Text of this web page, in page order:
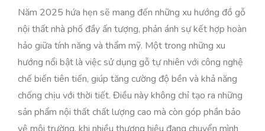
Năm 2025 hứa hẹn sẽ mang đến những xu hướng đồ gỗ
nội thất nhà phố đầy ấn tượng, phản ánh sự kết hợp hoàn
hảo giữa tính năng và thẩm mỹ. Một trong những xu
hướng nổi bật là việc sử dụng gỗ tự nhiên với công nghệ
chế biến tiên tiến, giúp tăng cường độ bền và khả năng
chống chịu với thời tiết. Điều này không chỉ tạo ra những
sản phẩm nội thất chất lượng cao mà còn góp phần bảo